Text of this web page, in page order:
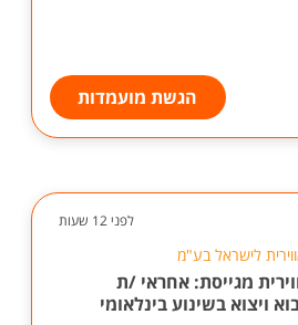
הגשת מועמדות
לפני 12 שעות
לישראל בע"מ
מגייסת: אחראי /ת
ויצוא בשינוע בינלאומי